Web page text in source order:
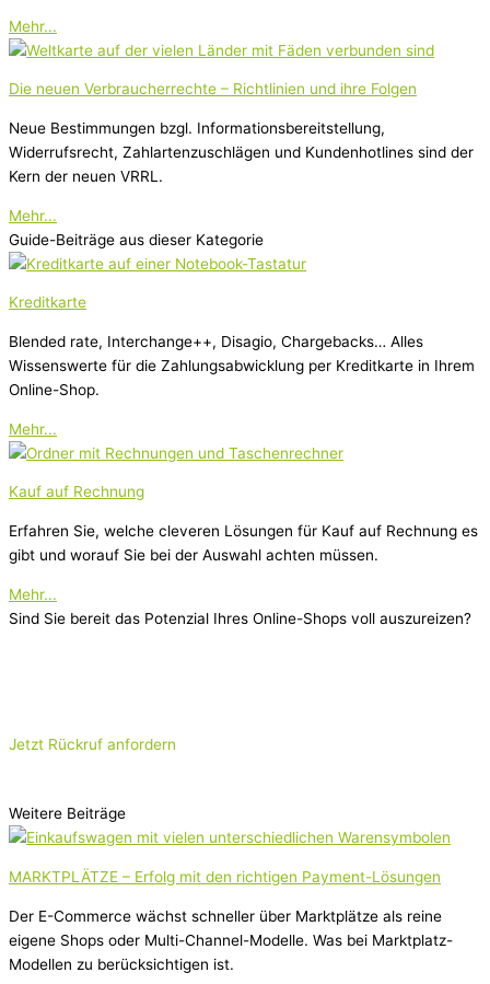
Mehr...
Die neuen Verbraucherrechte – Richtlinien und ihre Folgen
Neue Bestimmungen bzgl. Informationsbereitstellung,
Widerrufsrecht, Zahlartenzuschlägen und Kundenhotlines sind der
Kern der neuen VRRL.
Mehr...
Guide-Beiträge aus dieser Kategorie
Kreditkarte
Blended rate, Interchange++, Disagio, Chargebacks… Alles
Wissenswerte für die Zahlungsabwicklung per Kreditkarte in Ihrem
Online-Shop.
Mehr...
Kauf auf Rechnung
Erfahren Sie, welche cleveren Lösungen für Kauf auf Rechnung es
gibt und worauf Sie bei der Auswahl achten müssen.
Mehr...
Sind Sie bereit das Potenzial Ihres Online-Shops voll auszureizen?
Jetzt Rückruf anfordern
Weitere Beiträge
MARKTPLÄTZE – Erfolg mit den richtigen Payment-Lösungen
Der E-Commerce wächst schneller über Marktplätze als reine
eigene Shops oder Multi-Channel-Modelle. Was bei Marktplatz-
Modellen zu berücksichtigen ist.